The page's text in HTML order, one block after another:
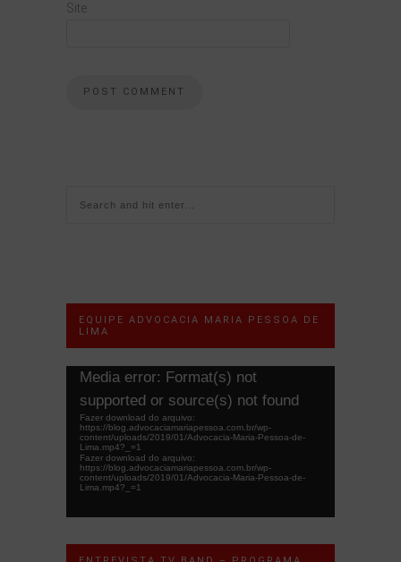
Site
EQUIPE ADVOCACIA MARIA PESSOA DE
LIMA
Tocador
vídeo
Media error: Format(s) not
supported or source(s) not found
Fazer download do arquivo:
https://blog.advocaciamariapessoa.com.br/wp-
content/uploads/2019/01/Advocacia-Maria-Pessoa-de-
Lima.mp4?_=1
Fazer download do arquivo:
https://blog.advocaciamariapessoa.com.br/wp-
content/uploads/2019/01/Advocacia-Maria-Pessoa-de-
Lima.mp4?_=1